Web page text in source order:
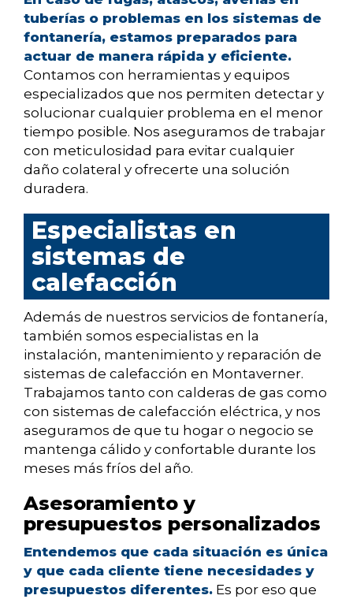
tuberías o problemas en los sistemas de
fontanería, estamos preparados para
actuar de manera rápida y eficiente.
Contamos con herramientas y equipos
especializados que nos permiten detectar y
solucionar cualquier problema en el menor
tiempo posible. Nos aseguramos de trabajar
con meticulosidad para evitar cualquier
daño colateral y ofrecerte una solución
duradera.
Especialistas en
sistemas de
calefacción
Además de nuestros servicios de fontanería,
también somos especialistas en la
instalación, mantenimiento y reparación de
sistemas de calefacción en Montaverner.
Trabajamos tanto con calderas de gas como
con sistemas de calefacción eléctrica, y nos
aseguramos de que tu hogar o negocio se
mantenga cálido y confortable durante los
meses más fríos del año.
Asesoramiento y
presupuestos personalizados
Entendemos que cada situación es única
y que cada cliente tiene necesidades y
presupuestos diferentes. Es por eso que